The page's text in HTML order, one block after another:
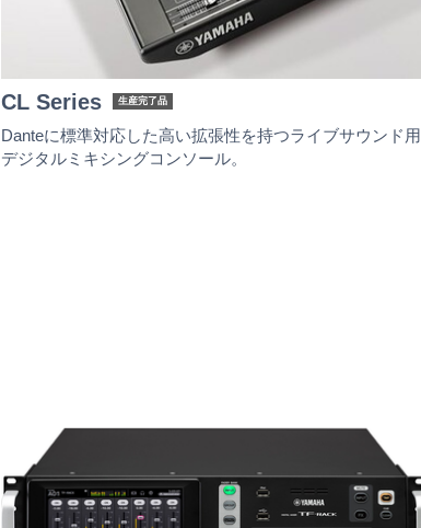
CL Series 生産完了品
Danteに標準対応した高い拡張性を持つライブサウンド用
デジタルミキシングコンソール。